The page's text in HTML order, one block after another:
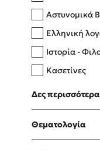
Δανάη
Πάνω,
Η
Αστυνομικά
Ελληνική
Ιστορία -
Κασετίνες
Λευκώματα -
Μαγειρική
Δες περισσότερα
Θεματολογία